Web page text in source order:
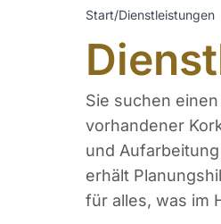
Start/Dienstleistungen
Sie suchen
vorhandener
und
erhält
für alles, was im